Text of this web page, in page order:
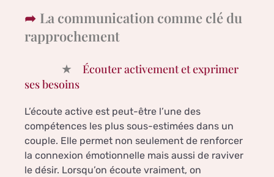
La communication comme clé du
rapprochement
Écouter activement et exprimer
ses besoins
L’écoute active est peut-être l’une des
compétences les plus sous-estimées dans un
couple. Elle permet non seulement de renforcer
la connexion émotionnelle mais aussi de raviver
le désir. Lorsqu’on écoute vraiment, on